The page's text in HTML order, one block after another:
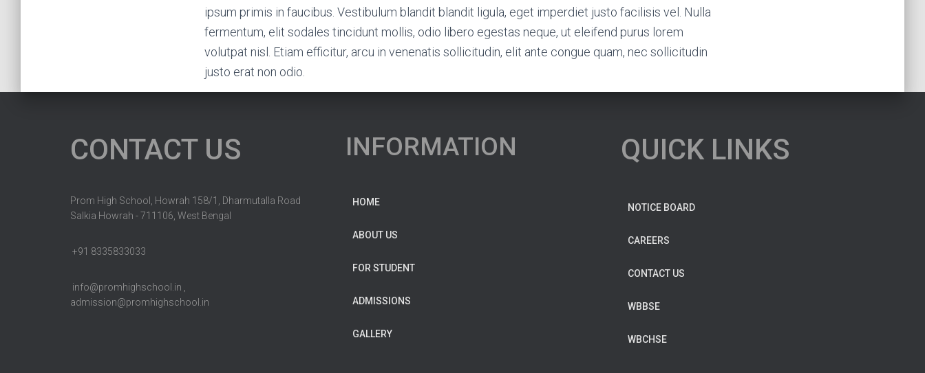
ipsum primis in faucibus. Vestibulum blandit blandit ligula, eget imperdiet justo facilisis vel. Nulla
fermentum, elit sodales tincidunt mollis, odio libero egestas neque, ut eleifend purus lorem
volutpat nisl. Etiam efficitur, arcu in venenatis sollicitudin, elit ante congue quam, nec sollicitudin
justo erat non odio.
CONTACT US
Prom High School, Howrah 158/1, Dharmutalla Road
Salkia Howrah - 711106, West Bengal
+91 8335833033
info@promhighschool.in ,
admission@promhighschool.in
INFORMATION
HOME
ABOUT US
FOR STUDENT
ADMISSIONS
GALLERY
QUICK LINKS
NOTICE BOARD
CAREERS
CONTACT US
WBBSE
WBCHSE